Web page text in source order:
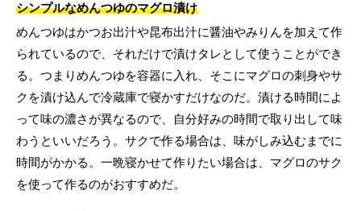
シンプルなめんつゆのマグロ漬け
めんつゆはかつお出汁や昆布出汁に醤油やみりんを加えて作
られているので、それだけで漬けタレとして使うことができ
る。つまりめんつゆを容器に入れ、そこにマグロの刺身やサ
クを漬け込んで冷蔵庫で寝かすだけなのだ。漬ける時間によ
って味の濃さが異なるので、自分好みの時間で取り出して味
わうといいだろう。サクで作る場合は、味がしみ込むまでに
時間がかかる。一晩寝かせて作りたい場合は、マグロのサク
を使って作るのがおすすめだ。